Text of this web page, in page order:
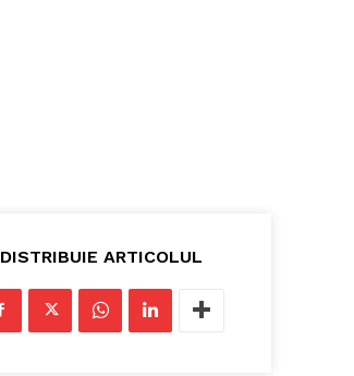
DISTRIBUIE ARTICOLUL